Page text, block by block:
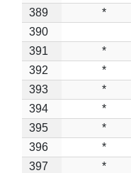
389
*
390
391
*
392
*
393
*
394
*
395
*
396
*
397
*